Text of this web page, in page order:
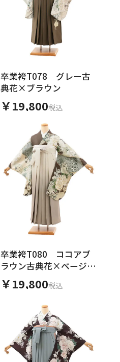
卒業袴T078 グレー古
典花×ブラウン
￥19,800税込
卒業袴T080 ココアブ
ラウン古典花×ベージュ
ぼかし
￥19,800税込